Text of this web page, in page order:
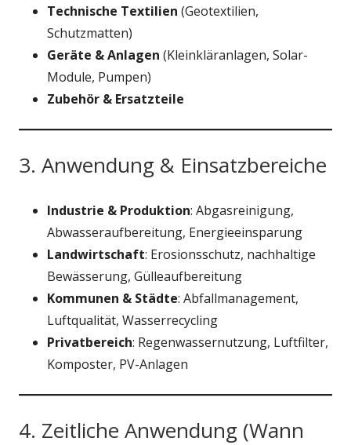
Technische Textilien (Geotextilien,
Schutzmatten)
Geräte & Anlagen (Kleinkläranlagen, Solar-
Module, Pumpen)
Zubehör & Ersatzteile
3. Anwendung & Einsatzbereiche
Industrie & Produktion: Abgasreinigung,
Abwasseraufbereitung, Energieeinsparung
Landwirtschaft: Erosionsschutz, nachhaltige
Bewässerung, Gülleaufbereitung
Kommunen & Städte: Abfallmanagement,
Luftqualität, Wasserrecycling
Privatbereich: Regenwassernutzung, Luftfilter,
Komposter, PV-Anlagen
4. Zeitliche Anwendung (Wann